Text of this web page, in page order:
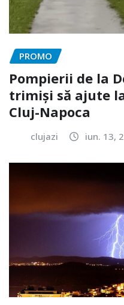
PROMO
Pompierii de la
trimiși să ajute
Cluj-Napoca
clujazi iun. 13,